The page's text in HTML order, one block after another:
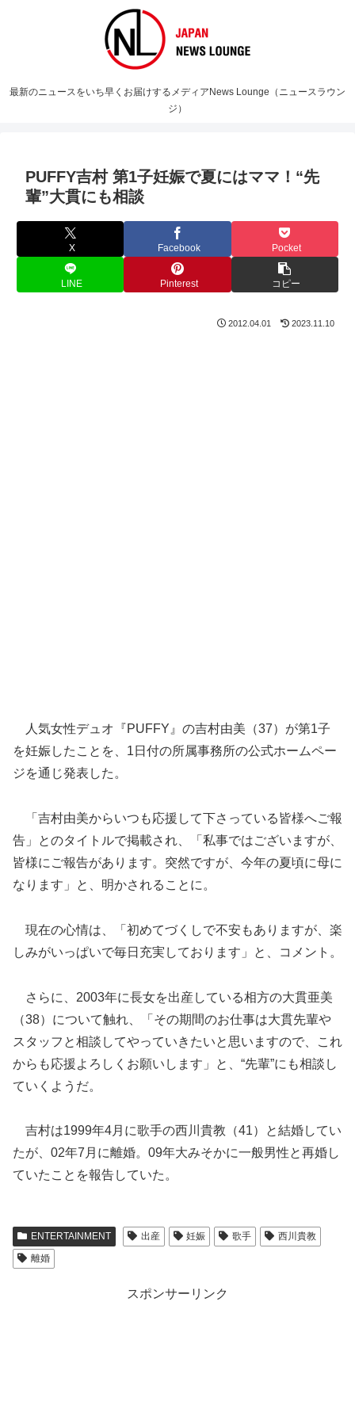
最新のニュースをいち早くお届けするメディアNews Lounge（ニュースラウン
ジ）
PUFFY吉村 第1子妊娠で夏にはママ！“先
輩”大貫にも相談
X Facebook Pocket
LINE Pinterest コピー
2012.04.01 2023.11.10
人気女性デュオ『PUFFY』の吉村由美（37）が第1子
を妊娠したことを、1日付の所属事務所の公式ホームペー
ジを通じ発表した。
「吉村由美からいつも応援して下さっている皆様へご報
告」とのタイトルで掲載され、「私事ではございますが、
皆様にご報告があります。突然ですが、今年の夏頃に母に
なります」と、明かされることに。
現在の心情は、「初めてづくしで不安もありますが、楽
しみがいっぱいで毎日充実しております」と、コメント。
さらに、2003年に長女を出産している相方の大貫亜美
（38）について触れ、「その期間のお仕事は大貫先輩や
スタッフと相談してやっていきたいと思いますので、これ
からも応援よろしくお願いします」と、“先輩”にも相談し
ていくようだ。
吉村は1999年4月に歌手の西川貴教（41）と結婚してい
たが、02年7月に離婚。09年大みそかに一般男性と再婚し
ていたことを報告していた。
ENTERTAINMENT 出産 妊娠 歌手
西川貴教
離婚
スポンサーリンク